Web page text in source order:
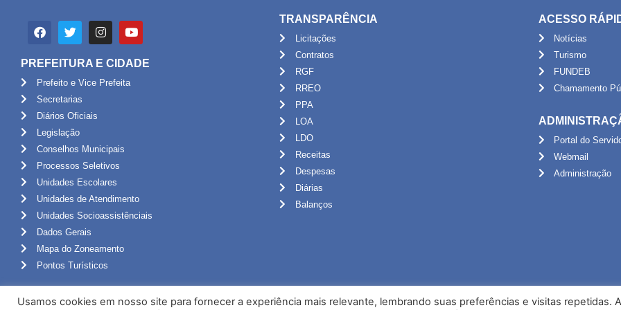
PREFEITURA E CIDADE
Prefeito e Vice Prefeita
Secretarias
Diários Oficiais
Legislação
Conselhos Municipais
Processos Seletivos
Unidades Escolares
Unidades de Atendimento
Unidades Socioassistênciais
Dados Gerais
Mapa do Zoneamento
Pontos Turísticos
TRANSPARÊNCIA
Licitações
Contratos
RGF
RREO
PPA
LOA
LDO
Receitas
Despesas
Diárias
Balanços
ACESSO
Notícias
Turismo
FUNDEB
Chamamento
Portal do
Webmail
Administração
Usamos cookies em nosso site para fornecer a experiência mais relevante, lembrando suas preferências e visitas repetidas.